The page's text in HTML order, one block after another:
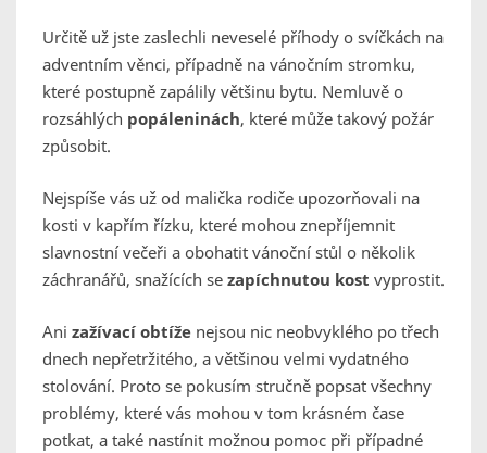
Určitě už jste zaslechli neveselé příhody o svíčkách na
adventním věnci, případně na vánočním stromku,
které postupně zapálily většinu bytu. Nemluvě o
rozsáhlých popáleninách, které může takový požár
způsobit.
Nejspíše vás už od malička rodiče upozorňovali na
kosti v kapřím řízku, které mohou znepříjemnit
slavnostní večeři a obohatit vánoční stůl o několik
záchranářů, snažících se zapíchnutou kost vyprostit.
Ani zažívací obtíže nejsou nic neobvyklého po třech
dnech nepřetržitého, a většinou velmi vydatného
stolování. Proto se pokusím stručně popsat všechny
problémy, které vás mohou v tom krásném čase
potkat, a také nastínit možnou pomoc při případné